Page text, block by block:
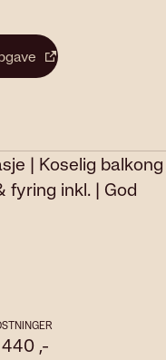
| Koselig balkong
fyring inkl. | God
440 ,-